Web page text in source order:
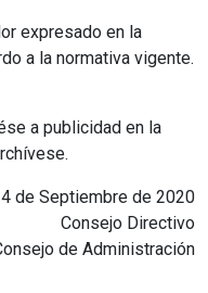
expresado en la
a la normativa vigente.
a publicidad en la
de Septiembre de 2020
Consejo Directivo
de Administración